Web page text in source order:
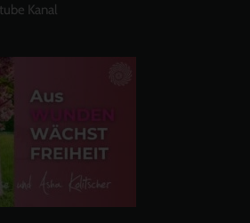
Kanal